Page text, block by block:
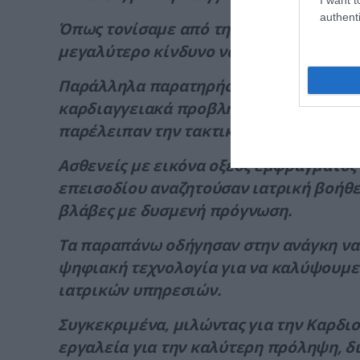
Όπως τονίσαμε από την αρχή της
μεγαλύτερο κίνδυνο να νοσήσουν
Παράλληλα παρατηρήσαμε κατά την
καρδιαγγειακά προβλήματα,
παρέλειπαν την τακτική ιατρική
Ασθενείς με εικόνα οξέος
επεισοδίου αναζητούσαν ιατρική
βλάβες με δυσμενή πρόγνωση.
Τα παραπάνω οδήγησαν στην ανάγκη να
ψηφιακή τεχνολογία για να
ιατρικών υπηρεσιών.
Συγκεκριμένα, μιλώντας για την
εργαλεία για την καλύτερη πρόληψη,